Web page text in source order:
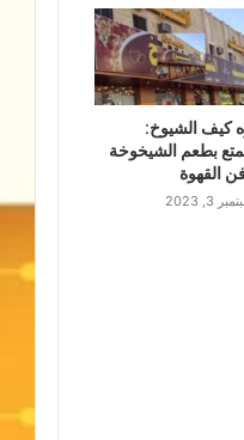
كيف الشيوخ:
بطعم الشيخوخة
القهوة
3, 2023